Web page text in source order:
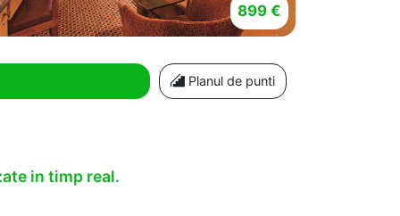
899 €
Planul de punti
in timp real.